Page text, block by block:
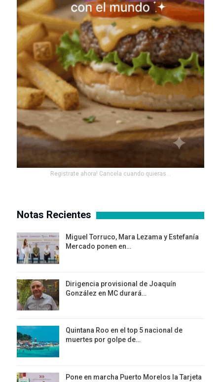
Registrate ahora! Cancela cuando quieras...
Notas Recientes
Miguel Torruco, Mara Lezama y Estefanía
Mercado ponen en…
Dirigencia provisional de Joaquín
González en MC durará…
Quintana Roo en el top 5 nacional de
muertes por golpe de…
Pone en marcha Puerto Morelos la Tarjeta